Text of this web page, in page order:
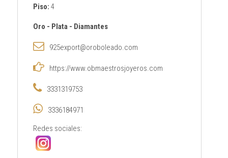
Piso: 4
Oro - Plata- Diamantes
925export@oroboleado.com
https://www.obmaestrosjoyeros.com
3331319753
3336184971
Redes sociales: